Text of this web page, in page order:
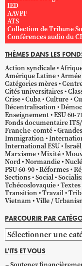
IED
AAVPF
ATS
Collection de Tribune
Conférences audio du
THÈMES DANS LES
Action syndicale
Amérique Latine Armée
Catégories mères
Cités universitaires
Crise Cuba Culture
Décentralisation
Enseignement ESU 60-
Fonds documentaire
Franche-comté
Immigration
International ESU Israël
Marxisme Mixité
Nord Normandie
PSU 60-90 Réformes
Sections Social
Tchécoslovaquie
Transition Travail
Vietnam Ville /
PARCOURIR PAR
Parcourir
par
catégorie
L'ITS ET VOUS